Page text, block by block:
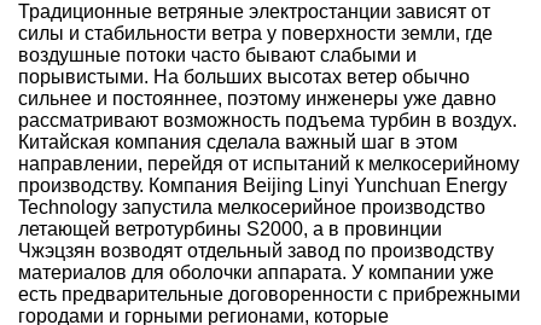
Традиционные ветряные электростанции зависят от
силы и стабильности ветра у поверхности земли, где
воздушные потоки часто бывают слабыми и
порывистыми. На больших высотах ветер обычно
сильнее и постояннее, поэтому инженеры уже давно
рассматривают возможность подъема турбин в воздух.
Китайская компания сделала важный шаг в этом
направлении, перейдя от испытаний к мелкосерийному
производству. Компания Beijing Linyi Yunchuan Energy
Technology запустила мелкосерийное производство
летающей ветротурбины S2000, а в провинции
Чжэцзян возводят отдельный завод по производству
материалов для оболочки аппарата. У компании уже
есть предварительные договоренности с прибрежными
городами и горными регионами, которые